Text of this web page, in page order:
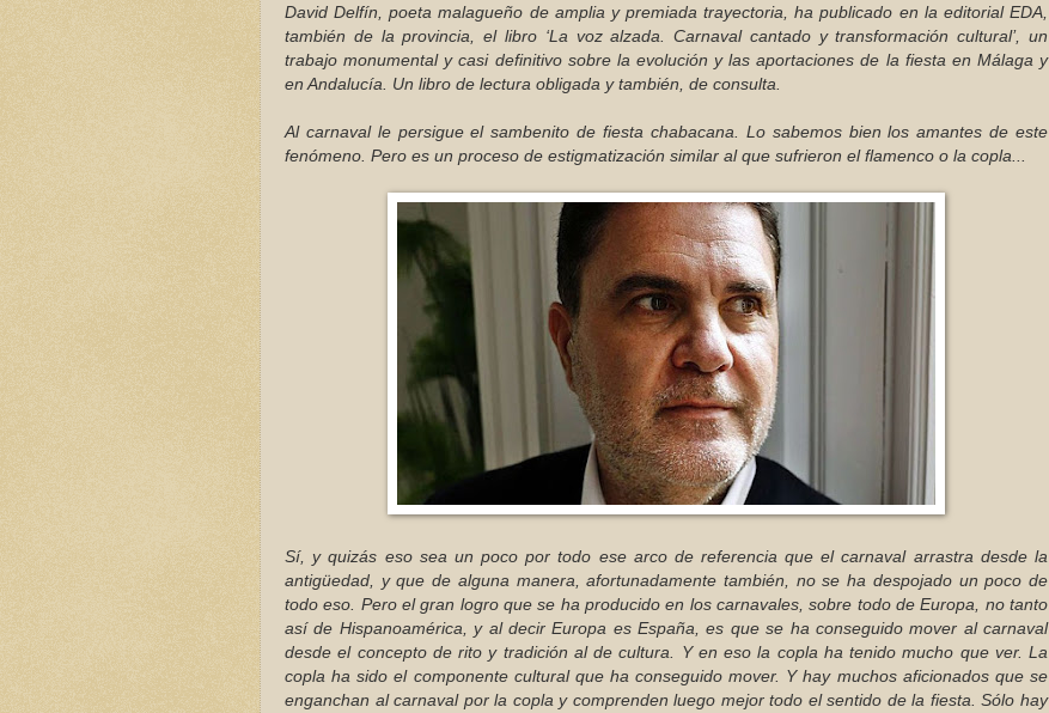
David Delfín, poeta malagueño de amplia y premiada trayectoria, ha publicado en la editorial EDA,
también de la provincia, el libro ‘La voz alzada. Carnaval cantado y transformación cultural’, un
trabajo monumental y casi definitivo sobre la evolución y las aportaciones de la fiesta en Málaga y
en Andalucía. Un libro de lectura obligada y también, de consulta.
Al carnaval le persigue el sambenito de fiesta chabacana. Lo sabemos bien los amantes de este
fenómeno. Pero es un proceso de estigmatización similar al que sufrieron el flamenco o la copla...
Sí, y quizás eso sea un poco por todo ese arco de referencia que el carnaval arrastra desde la
antigüedad, y que de alguna manera, afortunadamente también, no se ha despojado un poco de
todo eso. Pero el gran logro que se ha producido en los carnavales, sobre todo de Europa, no tanto
así de Hispanoamérica, y al decir Europa es España, es que se ha conseguido mover al carnaval
desde el concepto de rito y tradición al de cultura. Y en eso la copla ha tenido mucho que ver. La
copla ha sido el componente cultural que ha conseguido mover. Y hay muchos aficionados que se
enganchan al carnaval por la copla y comprenden luego mejor todo el sentido de la fiesta. Sólo hay